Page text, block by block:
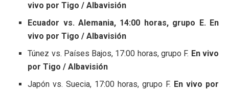
vivo por Tigo / Albavisión
Ecuador vs. Alemania, 14:00 horas, grupo E. En
vivo por Tigo / Albavisión
Túnez vs. Países Bajos, 17:00 horas, grupo F. En vivo
por Tigo / Albavisión
Japón vs. Suecia, 17:00 horas, grupo F. En vivo por